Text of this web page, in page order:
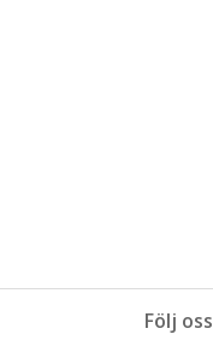
Följ oss